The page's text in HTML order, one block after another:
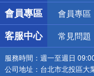
會員專區 會員專區
客服中心 常見問題
服務時間： 週一至週日
公司地址： 台北市北投區大